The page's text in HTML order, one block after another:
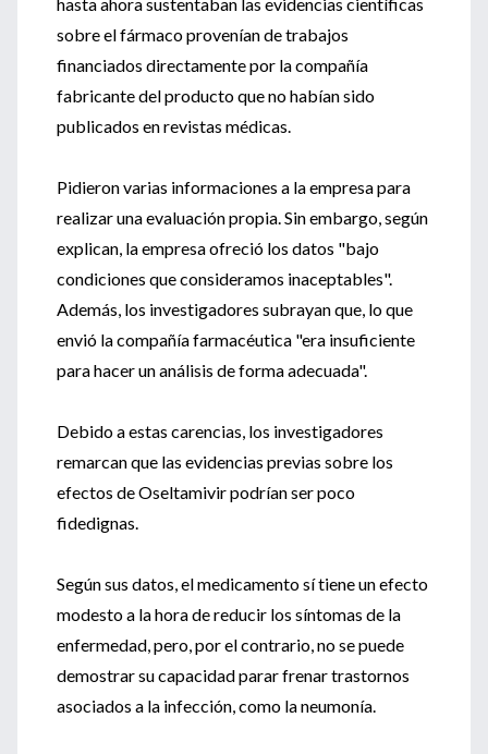
sobre el fármaco provenían de trabajos
financiados directamente por la compañía
fabricante del producto que no habían sido
publicados en revistas médicas.
Pidieron varias informaciones a la empresa para
realizar una evaluación propia. Sin embargo, según
explican, la empresa ofreció los datos "bajo
condiciones que consideramos inaceptables".
Además, los investigadores subrayan que, lo que
envió la compañía farmacéutica "era insuficiente
para hacer un análisis de forma adecuada".
Debido a estas carencias, los investigadores
remarcan que las evidencias previas sobre los
efectos de Oseltamivir podrían ser poco
fidedignas.
Según sus datos, el medicamento sí tiene un efecto
modesto a la hora de reducir los síntomas de la
enfermedad, pero, por el contrario, no se puede
demostrar su capacidad parar frenar trastornos
asociados a la infección, como la neumonía.